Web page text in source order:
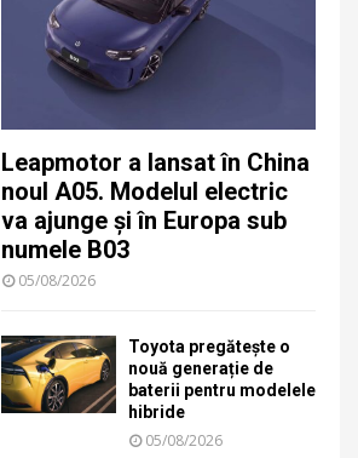
Leapmotor a lansat în China
noul A05. Modelul electric
va ajunge și în Europa sub
numele B03
05/08/2026
Toyota pregătește o
nouă generație de
baterii pentru modelele
hibride
05/08/2026